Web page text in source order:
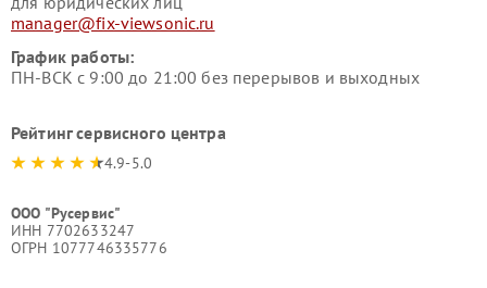
manager@fix-viewsonic.ru
График работы:
ПН-ВСК с 9:00 до 21:00 без перерывов и выходных
Рейтинг сервисного центра
4.9-5.0
ООО "Русервис"
ИНН 7702633247
ОГРН 1077746335776